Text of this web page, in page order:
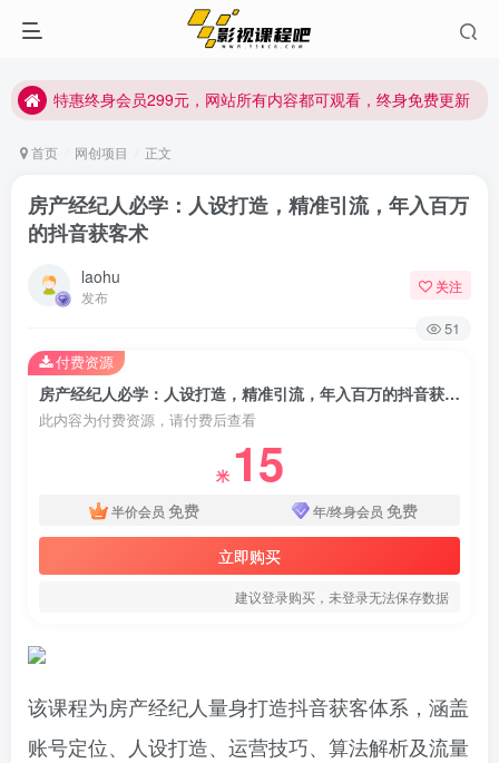
特惠终身会员299元，网站所有内容都可观看，终身免费更新
特惠终身会员299元，网站所有内容都可观看，终身免费更新
首页 网创项目 正文
房产经纪人必学：人设打造，精准引流，年入百万
的抖音获客术
laohu
发布
关注
51
房产经纪人必学：人设打造，精准引流，年入百万的抖音获客术
此内容为付费资源，请付费后查看
米 15
半价会员 免费 年/终身会员 免费
立即购买
建议登录购买，未登录无法保存数据
付费资源
该课程为房产经纪人量身打造抖音获客体系，涵盖
账号定位、人设打造、运营技巧、算法解析及流量